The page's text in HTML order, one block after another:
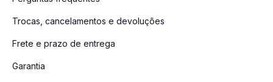
Trocas, cancelamentos e devoluções
Frete e prazo de entrega
Garantia